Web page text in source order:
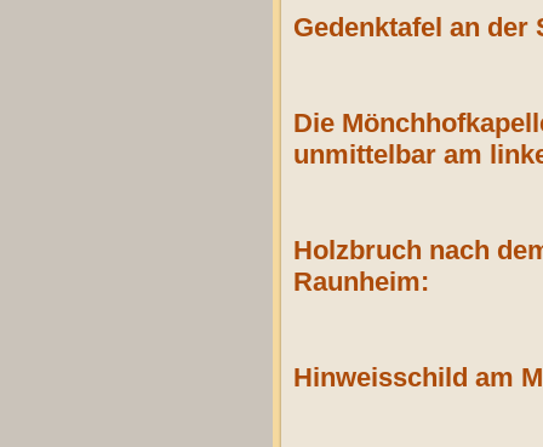
Gedenktafel an der
Die
unmittelbar am
Holzbruch nach
Raunheim:
Hinweisschild am